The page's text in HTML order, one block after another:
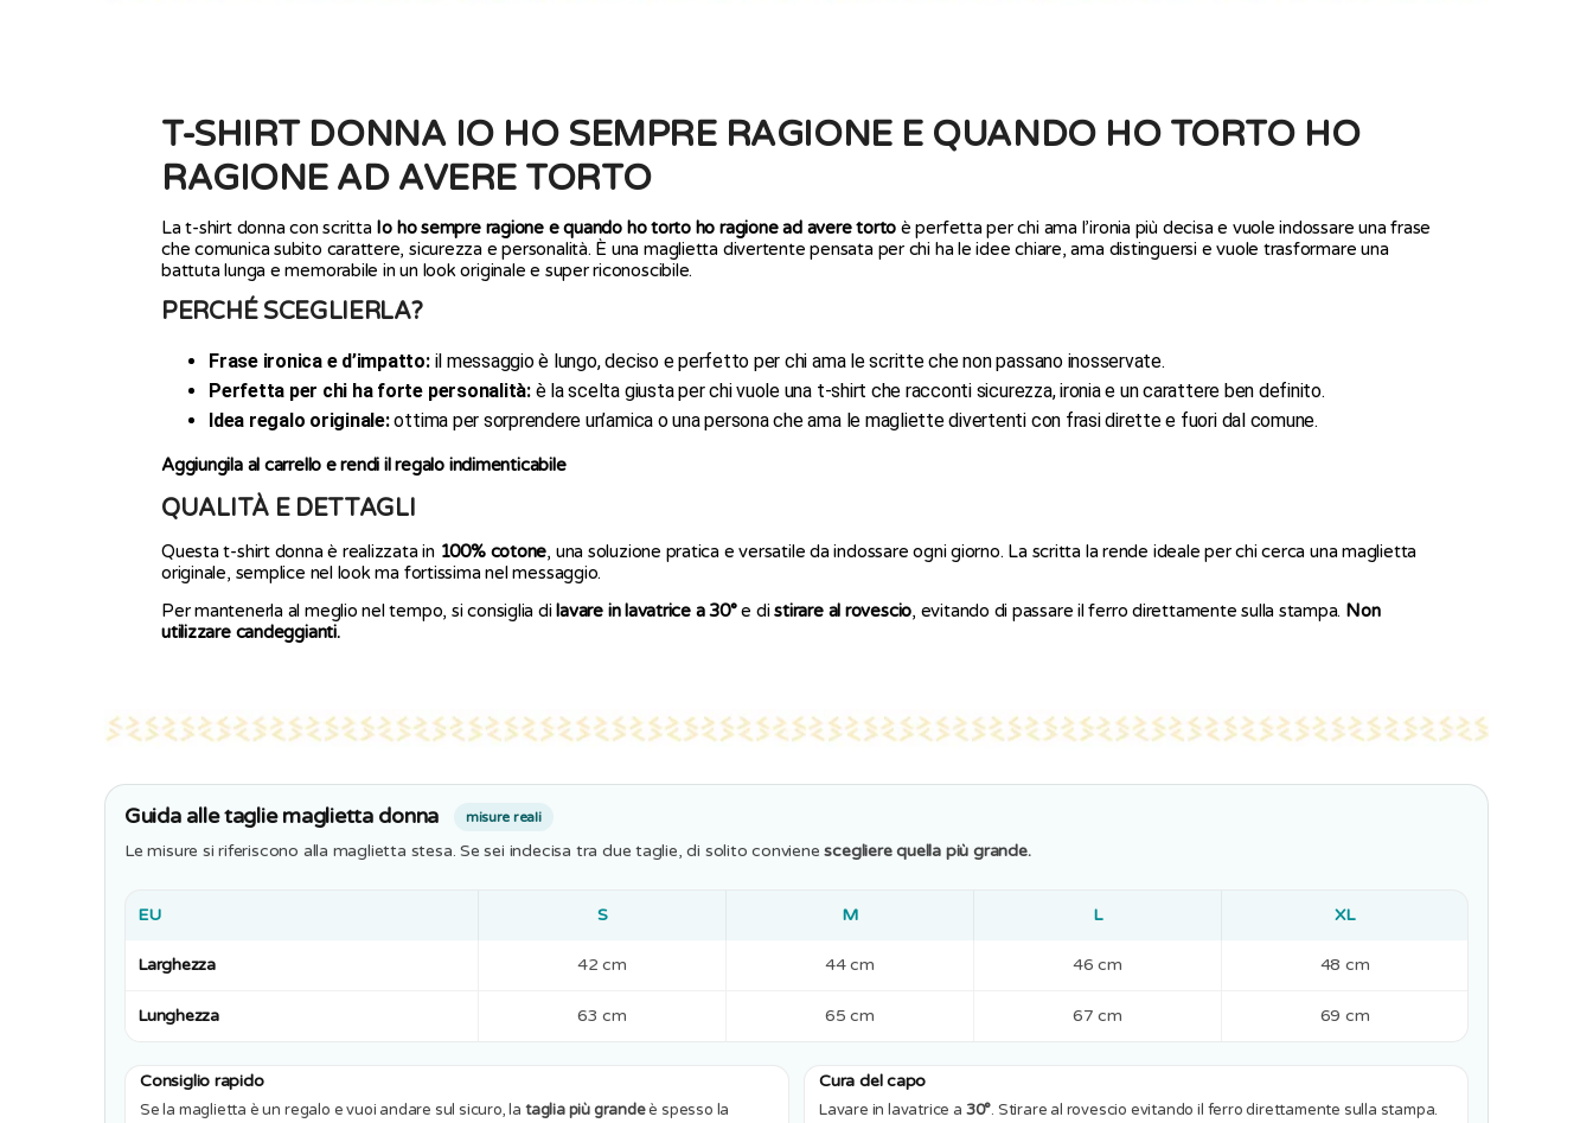
T-SHIRT DONNA IO HO SEMPRE RAGIONE E QUANDO HO TORTO HO
RAGIONE AD AVERE TORTO
La t-shirt donna con scritta Io ho sempre ragione e quando ho torto ho ragione ad avere torto è perfetta per chi ama l’ironia più decisa e vuole indossare una frase
che comunica subito carattere, sicurezza e personalità. È una maglietta divertente pensata per chi ha le idee chiare, ama distinguersi e vuole trasformare una
battuta lunga e memorabile in un look originale e super riconoscibile.
PERCHÉ SCEGLIERLA?
Frase ironica e d’impatto:il messaggio è lungo, deciso e perfetto per chi ama le scritte che non passano inosservate.
Perfetta per chi ha forte personalità:è la scelta giusta per chi vuole una t-shirt che racconti sicurezza, ironia e un carattere ben definito.
Idea regalo originale:ottima per sorprendere un’amica o una persona che ama le magliette divertenti con frasi dirette e fuori dal comune.
Aggiungila al carrello e rendi il regalo indimenticabile
QUALITÀ E DETTAGLI
Questa t-shirt donna è realizzata in 100% cotone, una soluzione pratica e versatile da indossare ogni giorno. La scritta la rende ideale per chi cerca una maglietta
originale, semplice nel look ma fortissima nel messaggio.
Per mantenerla al meglio nel tempo, si consiglia dilavare in lavatrice a 30°e distirare al rovescio, evitando di passare il ferro direttamente sulla stampa. Non
utilizzare candeggianti.
Guida alle taglie maglietta donna misure reali
Le misure si riferiscono alla maglietta stesa. Se sei indecisa tra due taglie, di solito convienescegliere quella più grande.
EU S M L XL
Larghezza 42 cm 44 cm 46 cm 48 cm
Lunghezza 63 cm 65 cm 67 cm 69 cm
Consiglio rapido
Se la maglietta è un regalo e vuoi andare sul sicuro, la taglia più grandeè spesso la
Cura del capo
Lavare in lavatrice a 30°. Stirare al rovescio evitando il ferro direttamente sulla stampa.